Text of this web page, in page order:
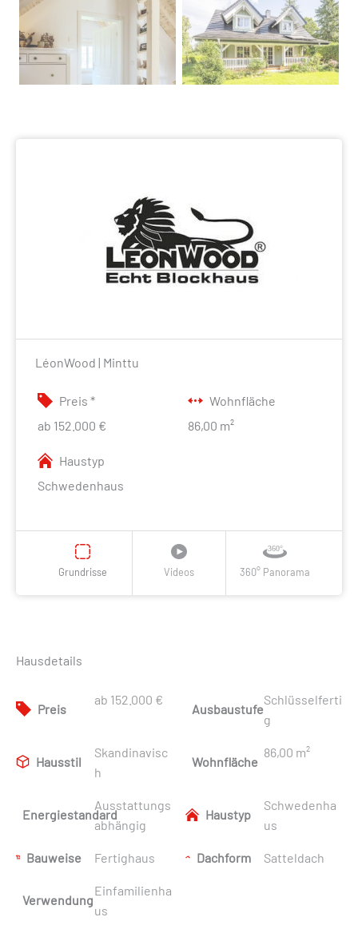
LéonWood | Minttu
Preis *
ab 152.000 €
Wohnfläche
86,00 m²
Haustyp
Schwedenhaus
Grundrisse Videos 360° Panorama
Hausdetails
Preis
ab 152.000 €
Ausbaustufe
Schlüsselferti
g
Hausstil
Skandinavisc
h
Wohnfläche
86,00 m²
Energiestandard
Ausstattungs
abhängig
Haustyp
Schwedenha
us
Bauweise Fertighaus Dachform Satteldach
Verwendung
Einfamilienha
us